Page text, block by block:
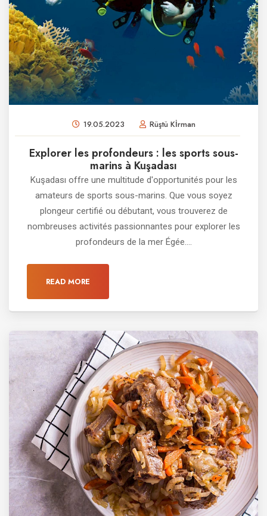
19.05.2023 Rüştü Kİrman
Explorer les profondeurs : les sports sous-
marins à Kuşadası
Kuşadası offre une multitude d'opportunités pour les
amateurs de sports sous-marins. Que vous soyez
plongeur certifié ou débutant, vous trouverez de
nombreuses activités passionnantes pour explorer les
profondeurs de la mer Égée....
READ MORE